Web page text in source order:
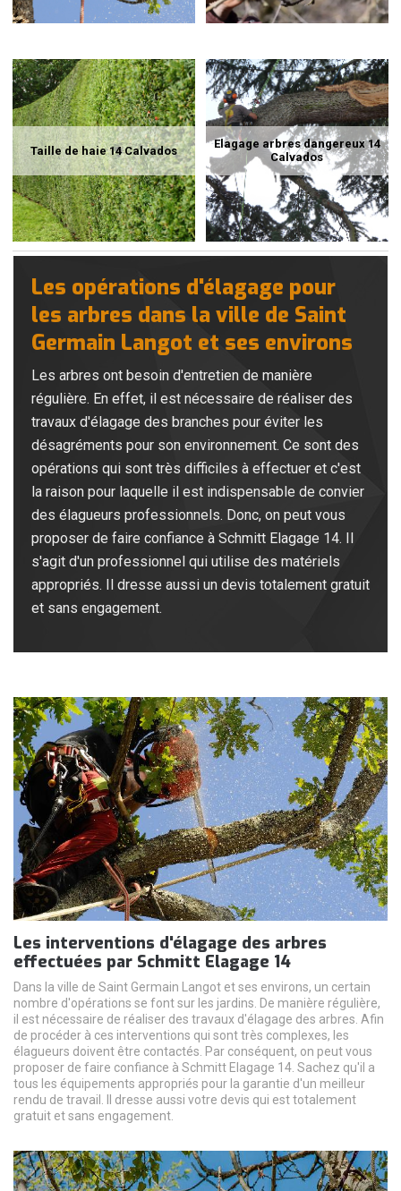
Taille de haie 14 Calvados
Elagage arbres dangereux 14
Calvados
Les opérations d'élagage pour
les arbres dans la ville de Saint
Germain Langot et ses environs
Les arbres ont besoin d'entretien de manière
régulière. En effet, il est nécessaire de réaliser des
travaux d'élagage des branches pour éviter les
désagréments pour son environnement. Ce sont des
opérations qui sont très difficiles à effectuer et c'est
la raison pour laquelle il est indispensable de convier
des élagueurs professionnels. Donc, on peut vous
proposer de faire confiance à Schmitt Elagage 14. Il
s'agit d'un professionnel qui utilise des matériels
appropriés. Il dresse aussi un devis totalement gratuit
et sans engagement.
Les interventions d'élagage des arbres
effectuées par Schmitt Elagage 14
Dans la ville de Saint Germain Langot et ses environs, un certain
nombre d'opérations se font sur les jardins. De manière régulière,
il est nécessaire de réaliser des travaux d'élagage des arbres. Afin
de procéder à ces interventions qui sont très complexes, les
élagueurs doivent être contactés. Par conséquent, on peut vous
proposer de faire confiance à Schmitt Elagage 14. Sachez qu'il a
tous les équipements appropriés pour la garantie d'un meilleur
rendu de travail. Il dresse aussi votre devis qui est totalement
gratuit et sans engagement.